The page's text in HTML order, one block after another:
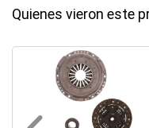
Quienes vieron este